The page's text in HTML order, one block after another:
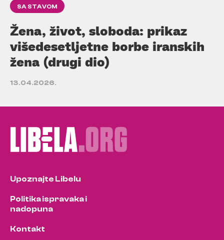
SA STAVOM
Žena, život, sloboda: prikaz
višedesetljetne borbe iranskih
žena (drugi dio)
13.04.2026.
Upoznajte Libelu
Politika ispravaka i
nadopuna
Kontakt